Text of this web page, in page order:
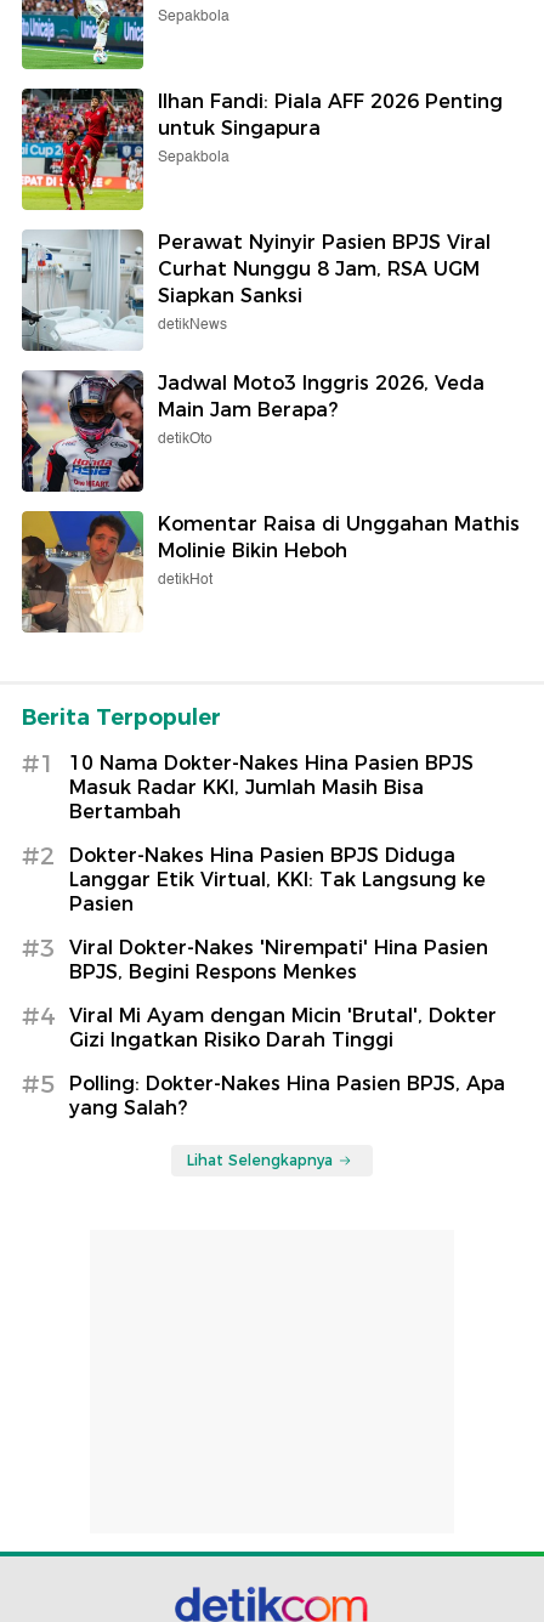
Sepakbola
Ilhan Fandi: Piala AFF 2026 Penting
untuk Singapura
Sepakbola
Perawat Nyinyir Pasien BPJS Viral
Curhat Nunggu 8 Jam, RSA UGM
Siapkan Sanksi
detikNews
Jadwal Moto3 Inggris 2026, Veda
Main Jam Berapa?
detikOto
Komentar Raisa di Unggahan Mathis
Molinie Bikin Heboh
detikHot
Berita Terpopuler
#1
10 Nama Dokter-Nakes Hina Pasien BPJS
Masuk Radar KKI, Jumlah Masih Bisa
Bertambah
#2
Dokter-Nakes Hina Pasien BPJS Diduga
Langgar Etik Virtual, KKI: Tak Langsung ke
Pasien
#3
Viral Dokter-Nakes 'Nirempati' Hina Pasien
BPJS, Begini Respons Menkes
#4
Viral Mi Ayam dengan Micin 'Brutal', Dokter
Gizi Ingatkan Risiko Darah Tinggi
#5
Polling: Dokter-Nakes Hina Pasien BPJS, Apa
yang Salah?
Lihat Selengkapnya